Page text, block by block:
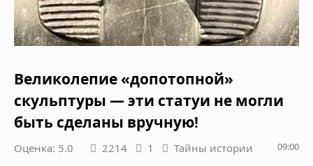
Великолепие «допотопной»
скульптуры — эти статуи не могли
быть сделаны вручную!
Оценка: 5.0 2214 1 Тайны истории 09:00